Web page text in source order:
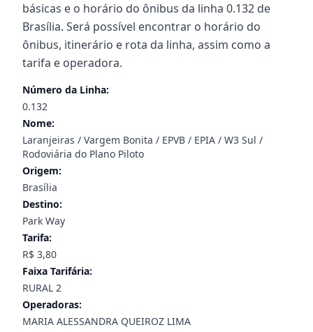
básicas e o horário do ônibus da linha 0.132 de
Brasília. Será possível encontrar o horário do
ônibus, itinerário e rota da linha, assim como a
tarifa e operadora.
Número da Linha:
0.132
Nome:
Laranjeiras / Vargem Bonita / EPVB / EPIA / W3 Sul /
Rodoviária do Plano Piloto
Origem:
Brasília
Destino:
Park Way
Tarifa:
R$ 3,80
Faixa Tarifária:
RURAL 2
Operadoras:
MARIA ALESSANDRA QUEIROZ LIMA